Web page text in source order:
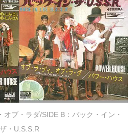
オブ・ラダ/SIDE B：バック・イン・
ザ・U.S.S.R